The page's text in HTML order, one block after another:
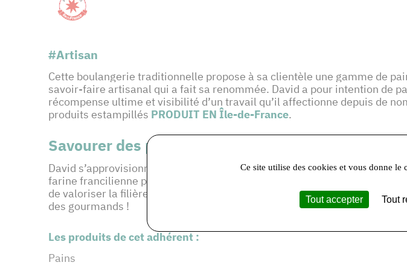
#Artisan
Cette boulangerie traditionnelle propose à sa clientèle une gamme de
savoir-faire artisanal qui a fait sa renommée. David a pour intention de
récompense ultime et visibilité d’un travail qu’il affectionne depuis de
produits estampillés PRODUIT EN Île-de-France.
Savourer des produits régionaux grâce à PRODUIT
David s’approvisionne en farine de tradition française, des Moulins
farine francilienne permet au consommateur de savourer des produits
de valoriser la filière blé-farine-pain dans son intégralité. Unetraçabilité
des gourmands !
Les produits de cet adhérent :
Pains
Ce site utilise des cookies et vous donne
Tout accepter Tout